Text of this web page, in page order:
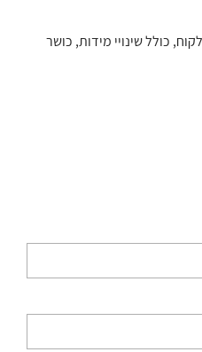
כולל שינויי מידות, כושר